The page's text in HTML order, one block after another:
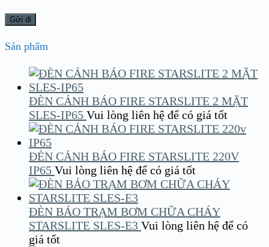
Sản phẩm
ĐÈN CẢNH BÁO FIRE STARSLITE 2 MẶT
SLES-IP65 Vui lòng liên hệ để có giá tốt
ĐÈN CẢNH BÁO FIRE STARSLITE 220V
IP65 Vui lòng liên hệ để có giá tốt
ĐÈN BÁO TRẠM BƠM CHỮA CHÁY
STARSLITE SLES-E3 Vui lòng liên hệ để có
giá tốt